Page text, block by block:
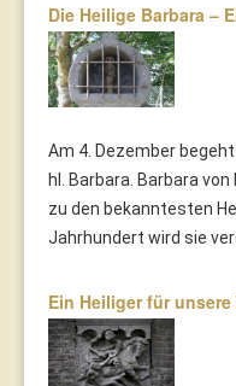
Die Heilige Barbara –
Am 4. Dezember
hl. Barbara. Barbara
zu den bekanntesten
Jahrhundert wird sie
Ein Heiliger für